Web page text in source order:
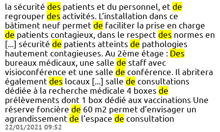
la sécurité des patients et du personnel, et de
regrouper des activités. L’installation dans ce
bâtiment neuf permet de faciliter la prise en charge
de patients contagieux, dans le respect des normes en
[...] sécurité de patients atteints de pathologies
hautement contagieuses. Au 2ème étage : Des
bureaux médicaux, une salle de staff avec
visioconférence et une salle de conférence. Il abritera
également des locaux [...] salle de consultations
dédiée à la recherche médicale 4 boxes de
prélèvements dont 1 box dédié aux vaccinations Une
réserve foncière de 60 m2 permet d’envisager un
agrandissement de l’espace de consultation
22/01/2021 09:52